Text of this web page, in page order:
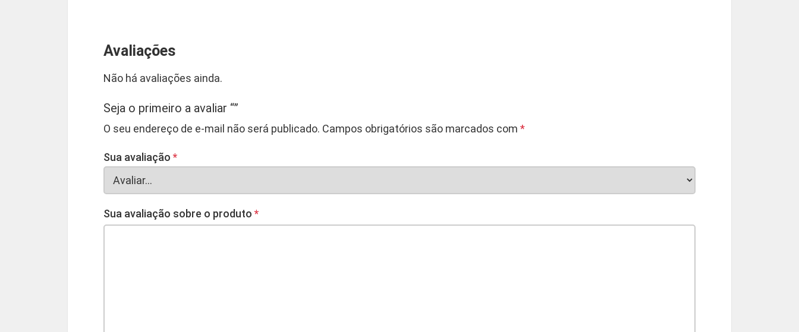
Avaliações
Não há avaliações ainda.
Seja o primeiro a avaliar “”
O seu endereço de e-mail não será publicado. Campos obrigatórios são marcados com *
Sua avaliação *
Sua avaliação sobre o produto *